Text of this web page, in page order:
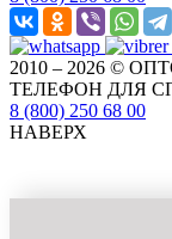
2010 – 2026 ©
ТЕЛЕФОН ДЛЯ
8 (800) 250 68 00
НАВЕРХ